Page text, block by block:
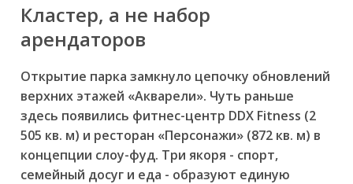
Кластер, а не набор
арендаторов
Открытие парка замкнуло цепочку обновлений
верхних этажей «Акварели». Чуть раньше
здесь появились фитнес-центр DDX Fitness (2
505 кв. м) и ресторан «Персонажи» (872 кв. м) в
концепции слоу-фуд. Три якоря - спорт,
семейный досуг и еда - образуют единую